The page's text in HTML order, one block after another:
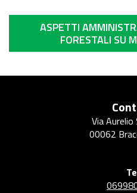
ASPETTI
FORESTALI SU
Via
00062